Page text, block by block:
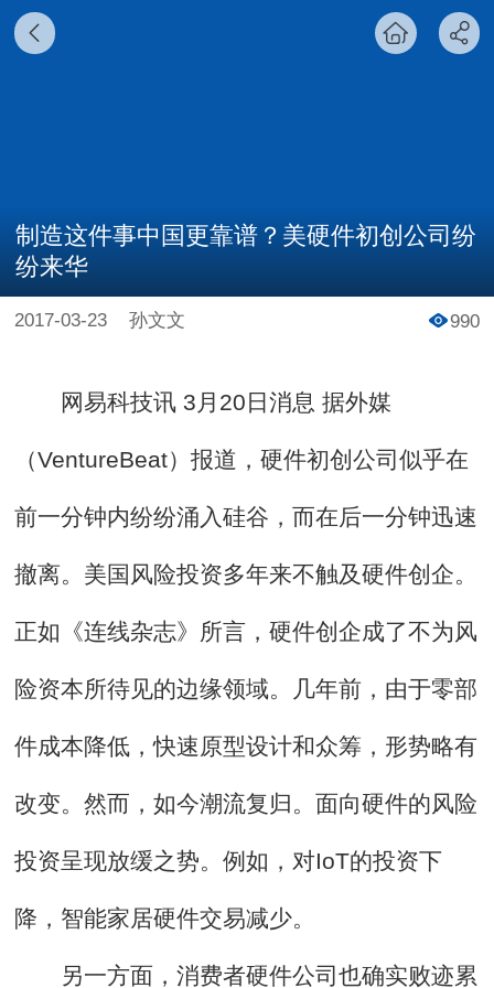
制造这件事中国更靠谱？美硬件初创公司纷
纷来华
2017-03-23 孙文文 990
网易科技讯 3月20日消息 据外媒
（VentureBeat）报道，硬件初创公司似乎在
前一分钟内纷纷涌入硅谷，而在后一分钟迅速
撤离。美国风险投资多年来不触及硬件创企。
正如《连线杂志》所言，硬件创企成了不为风
险资本所待见的边缘领域。几年前，由于零部
件成本降低，快速原型设计和众筹，形势略有
改变。然而，如今潮流复归。面向硬件的风险
投资呈现放缓之势。例如，对IoT的投资下
降，智能家居硬件交易减少。
另一方面，消费者硬件公司也确实败迹累